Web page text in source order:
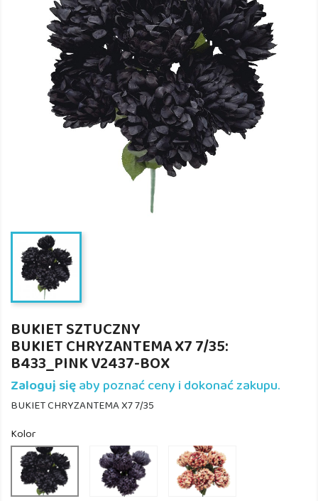
BUKIET SZTUCZNY
BUKIET CHRYZANTEMA X7 7/35:
B433_PINK V2437-BOX
Zaloguj sięaby poznać ceny i dokonać zakupu.
BUKIET CHRYZANTEMA X7 7/35
Kolor
B433_BLACK
V47
B433_BLUE
V2438
B433_BURG/PINK
V31